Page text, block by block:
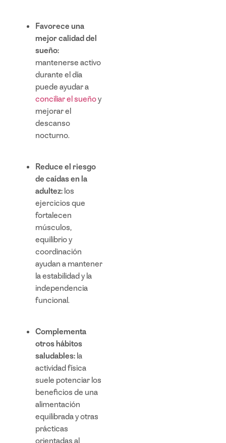
Favorece una
mejor calidad del
sueño:
mantenerse activo
durante el día
puede ayudar a
conciliar el sueñoy
mejorar el
descanso
nocturno.
Reduce el riesgo
de caídas en la
adultez: los
ejercicios que
fortalecen
músculos,
equilibrio y
coordinación
ayudan a mantener
la estabilidad y la
independencia
funcional.
Complementa
otros hábitos
saludables: la
actividad física
suele potenciar los
beneficios de una
alimentación
equilibrada y otras
prácticas
orientadas al